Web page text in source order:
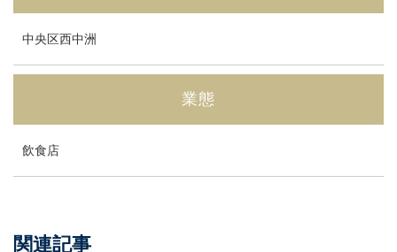
中央区西中洲
業態
飲食店
関連記事